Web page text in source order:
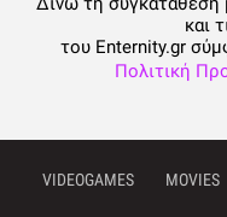
και
του Enternity.gr
Πολιτική
VIDEOGAMES MOVIES